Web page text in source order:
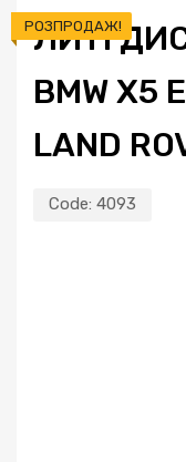
ЛИТІ
BMW X5
LAND
Code: 4093
РОЗПРОДАЖ!